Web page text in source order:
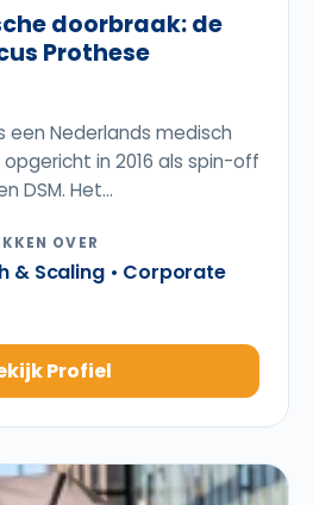
doorbraak: de
Prothese
een Nederlands medisch
in 2016 als spin-off
DSM. Het...
OVER
& Scaling • Corporate
Profiel